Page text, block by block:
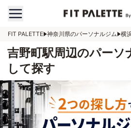
FIT PALETTE 神奈川県のパーソナルジム 横
吉野町駅周辺のパーソ
して探す